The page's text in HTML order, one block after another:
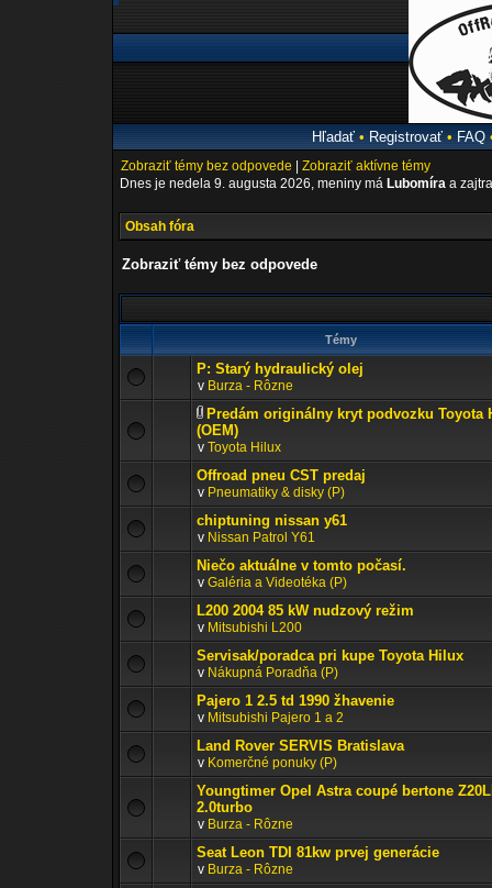
Hľadať• Registrovať• FAQ
Zobraziť témy bez odpovede
Zobraziť aktívne témy
Dnes je nedela 9. augusta 2026, meniny má Lubomíra a
Obsah fóra
Zobraziť témy bez odpovede
Témy
P: Starý hydraulický olej
v Burza - Rôzne
Predám originálny kryt podvozku Toyota
(OEM)
v Toyota Hilux
Offroad pneu CST predaj
v Pneumatiky & disky (P)
chiptuning nissan y61
v Nissan Patrol Y61
Niečo aktuálne v tomto počasí.
v Galéria a Videotéka (P)
L200 2004 85 kW nudzový režim
v Mitsubishi L200
Servisak/poradca pri kupe Toyota Hilux
v Nákupná Poradňa (P)
Pajero 1 2.5 td 1990 žhavenie
v Mitsubishi Pajero 1 a 2
Land Rover SERVIS Bratislava
v Komerčné ponuky (P)
Youngtimer Opel Astra coupé bertone
2.0turbo
v Burza - Rôzne
Seat Leon TDI 81kw prvej generácie
v Burza - Rôzne